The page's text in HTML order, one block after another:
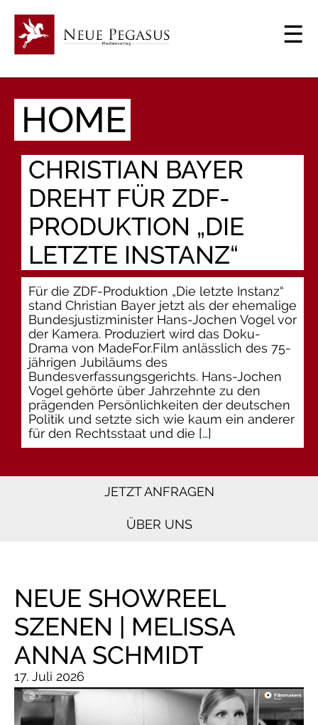
HOME
CHRISTIAN BAYER
DREHT FÜR ZDF-
PRODUKTION „DIE
LETZTE INSTANZ“
Für die ZDF-Produktion „Die letzte Instanz“
stand Christian Bayer jetzt als der ehemalige
Bundesjustizminister Hans-Jochen Vogel vor
der Kamera. Produziert wird das Doku-
Drama von MadeFor.Film anlässlich des 75-
jährigen Jubiläums des
Bundesverfassungsgerichts. Hans-Jochen
Vogel gehörte über Jahrzehnte zu den
prägenden Persönlichkeiten der deutschen
Politik und setzte sich wie kaum ein anderer
für den Rechtsstaat und die […]
JETZT ANFRAGEN
ÜBER UNS
NEUE SHOWREEL
SZENEN | MELISSA
ANNA SCHMIDT
17. Juli 2026